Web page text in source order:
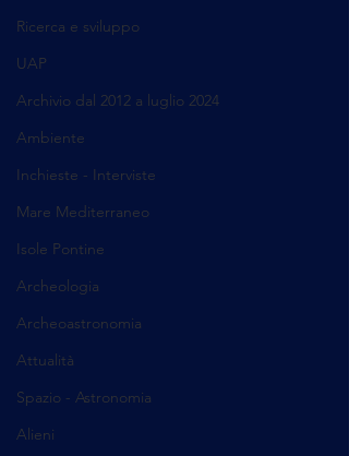
Ricerca e sviluppo
UAP
Archivio dal 2012 a luglio 2024
Ambiente
Inchieste - Interviste
Mare Mediterraneo
Isole Pontine
Archeologia
Archeoastronomia
Attualità
Spazio - Astronomia
Alieni